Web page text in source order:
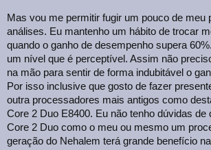
Mas vou me permitir fugir um pouco de meu
análises. Eu mantenho um hábito de trocar
quando o ganho de desempenho supera
um nível que é perceptível. Assim não
na mão para sentir de forma indubitável o
Por isso inclusive que gosto de fazer
outra processadores mais antigos como
Core 2 Duo E8400. Eu não tenho dúvidas de
Core 2 Duo como o meu ou mesmo um
geração do Nehalem terá grande benefício